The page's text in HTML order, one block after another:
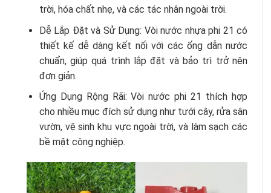
trời, hóa chất nhẹ, và các tác nhân ngoài trời.
Dễ Lắp Đặt và Sử Dụng: Vòi nước nhựa phi 21 có
thiết kế dễ dàng kết nối với các ống dẫn nước
chuẩn, giúp quá trình lắp đặt và bảo trì trở nên
đơn giản.
Ứng Dụng Rộng Rãi: Vòi nước phi 21 thích hợp
cho nhiều mục đích sử dụng như tưới cây, rửa sân
vườn, vệ sinh khu vực ngoài trời, và làm sạch các
bề mặt công nghiệp.